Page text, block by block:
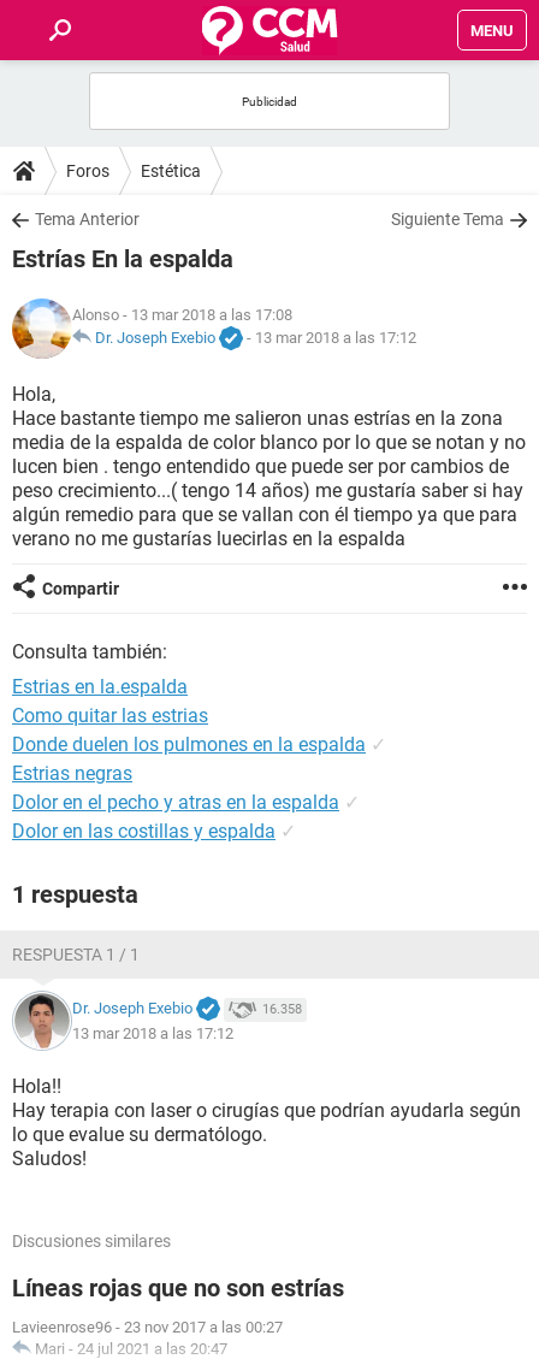
MENU
FOROS
SALUD
NUTRICIÓN
BIENESTAR
SEXUALIDAD
GLOSARIO
Foros Estética
Tema Anterior Siguiente Tema
Estrías En la espalda
Alonso - 13 mar 2018 a las 17:08
Dr. Joseph Exebio
- 13 mar 2018 a las 17:12
Hola,
Hace bastante tiempo me salieron unas estrías en la zona
media de la espalda de color blanco por lo que se notan y no
lucen bien . tengo entendido que puede ser por cambios de
peso crecimiento...( tengo 14 años) me gustaría saber si hay
algún remedio para que se vallan con él tiempo ya que para
verano no me gustarías luecirlas en la espalda
Compartir
Consulta también:
Estrias en la.espalda
Como quitar las estrias
Donde duelen los pulmones en la espalda ✓
Estrias negras
Dolor en el pecho y atras en la espalda ✓
Dolor en las costillas y espalda ✓
1 respuesta
RESPUESTA 1 / 1
Dr. Joseph Exebio 16.358
13 mar 2018 a las 17:12
Hola!!
Hay terapia con laser o cirugías que podrían ayudarla según
lo que evalue su dermatólogo.
Saludos!
Discusiones similares
Líneas rojas que no son estrías
Lavieenrose96 - 23 nov 2017 a las 00:27
Mari - 24 jul 2021 a las 20:47